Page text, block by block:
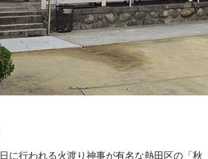
に行われる火渡り神事が有名な熱田区の「秋